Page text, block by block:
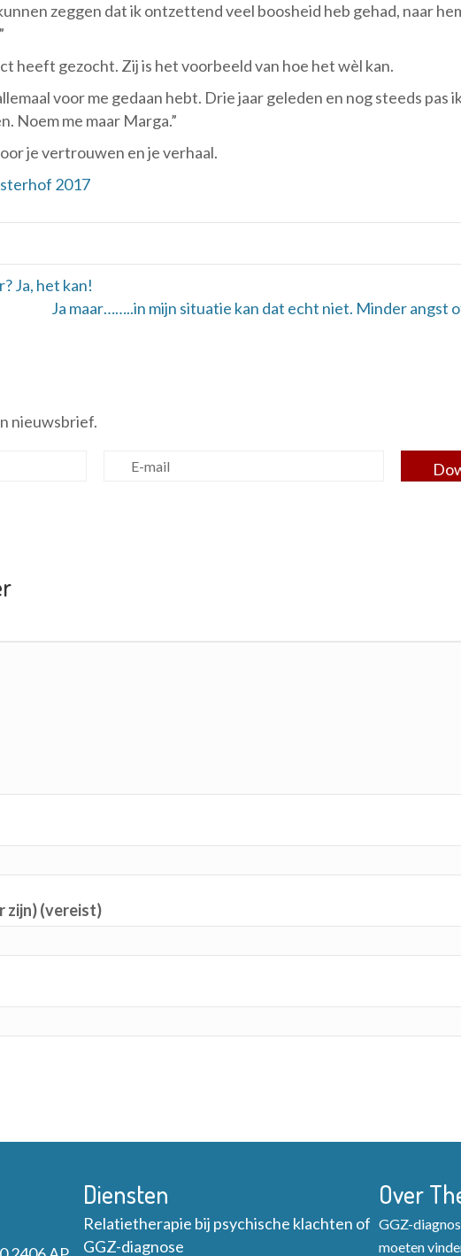
zeggen dat ik ontzettend veel boosheid heb gehad, naar
heeft gezocht. Zij is het voorbeeld van hoe het wèl kan.
voor me gedaan hebt. Drie jaar geleden en nog steeds pas
Noem me maar Marga.”
je vertrouwen en je verhaal.
2017
Ja, het kan!
Ja maar……..in mijn situatie kan dat echt niet. Minder angst
nieuwsbrief.
zijn) (vereist)
Diensten
Relatietherapie bij psychische klachten of
GGZ-diagnose
Over
GGZ-
moeten